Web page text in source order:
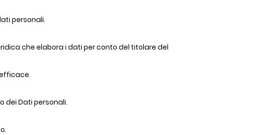
personali.
che elabora i dati per conto del titolare del
dei Dati personali.